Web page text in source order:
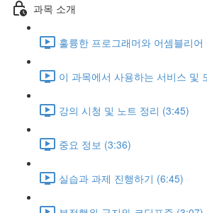
과목 소개
훌륭한 프로그래머와 어셈블리어
이 과목에서 사용하는 서비스 및
강의 시청 및 노트 정리 (3:45)
중요 정보 (3:36)
실습과 과제 진행하기 (6:45)